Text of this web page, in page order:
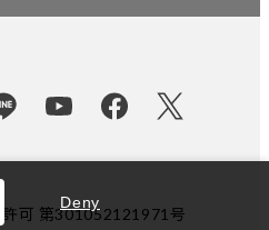
許可 第301052121971号
Deny